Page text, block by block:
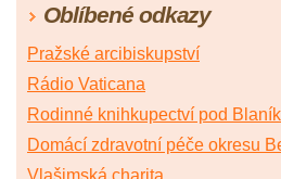
Oblíbené odkazy
Pražské arcibiskupství
Rádio Vaticana
Rodinné knihkupectví pod
Domácí zdravotní péče okresu
Vlašimská charita